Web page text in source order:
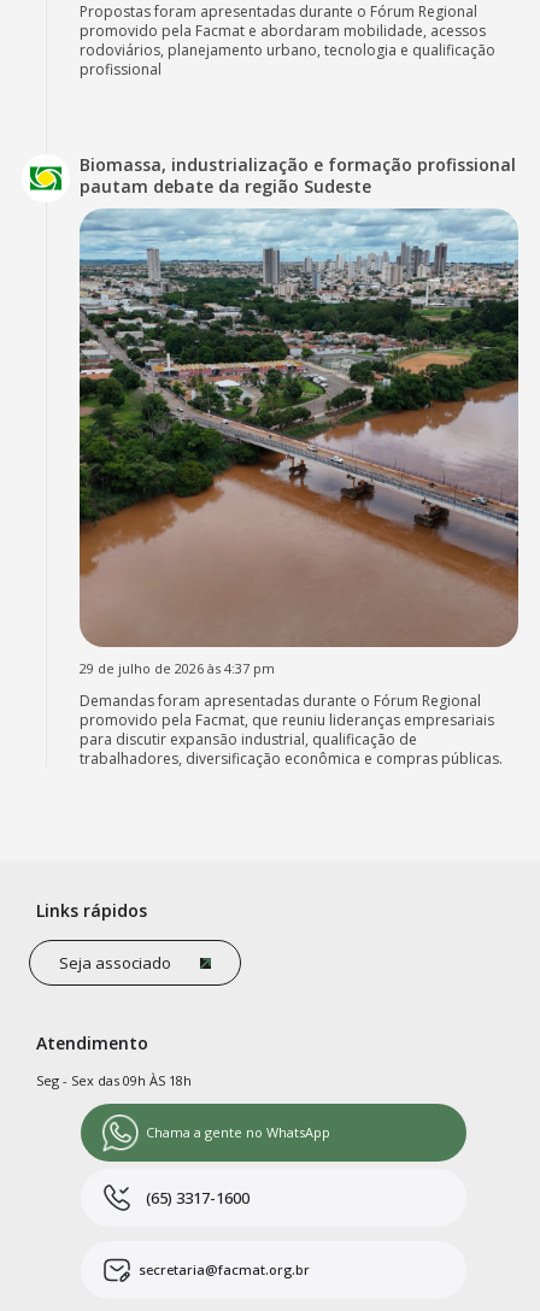
Propostas foram apresentadas durante o Fórum Regional
promovido pela Facmat e abordaram mobilidade, acessos
rodoviários, planejamento urbano, tecnologia e qualificação
profissional
Biomassa, industrialização e formação profissional
pautam debate da região Sudeste
29 de julho de 2026 às 4:37 pm
Demandas foram apresentadas durante o Fórum Regional
promovido pela Facmat, que reuniu lideranças empresariais
para discutir expansão industrial, qualificação de
trabalhadores, diversificação econômica e compras públicas.
Links rápidos
Seja associado
Atendimento
Seg - Sex das 09h ÀS 18h
Chama a gente no WhatsApp
(65) 3317-1600
secretaria@facmat.org.br